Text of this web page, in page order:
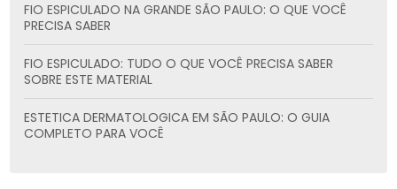
FIO ESPICULADO NA GRANDE SÃO PAULO: O QUE VOCÊ
PRECISA SABER
FIO ESPICULADO: TUDO O QUE VOCÊ PRECISA SABER
SOBRE ESTE MATERIAL
ESTETICA DERMATOLOGICA EM SÃO PAULO: O GUIA
COMPLETO PARA VOCÊ